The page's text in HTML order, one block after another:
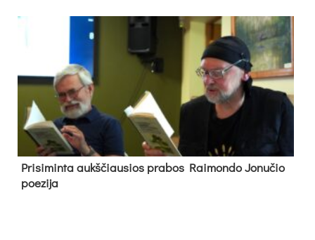
Pri­si­min­ta aukš­čiau­sios pra­bos Rai­mon­do Jo­nu­čio
poe­zi­ja